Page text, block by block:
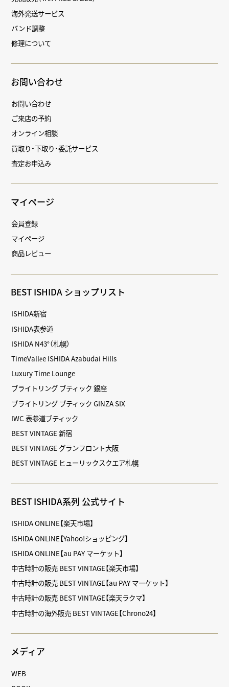
海外発送サービス
バンド調整
修理について
お問い合わせ
お問い合わせ
ご来店の予約
オンライン相談
買取り・下取り・委託サービス
査定お申込み
マイページ
会員登録
マイページ
商品レビュー
BEST ISHIDA ショップリスト
ISHIDA新宿
ISHIDA表参道
ISHIDA N43°（札幌）
TimeVallée ISHIDA Azabudai Hills
Luxury Time Lounge
ブライトリング ブティック 銀座
ブライトリング ブティック GINZA SIX
IWC 表参道ブティック
BEST VINTAGE 新宿
BEST VINTAGE グランフロント大阪
BEST VINTAGE ヒューリックスクエア札幌
BEST ISHIDA系列 公式サイト
ISHIDA ONLINE【楽天市場】
ISHIDA ONLINE【Yahoo!ショッピング】
ISHIDA ONLINE【au PAY マーケット】
中古時計の販売 BEST VINTAGE【楽天市場】
中古時計の販売 BEST VINTAGE【au PAY マーケット】
中古時計の販売 BEST VINTAGE【楽天ラクマ】
中古時計の海外販売 BEST VINTAGE【Chrono24】
メディア
WEB